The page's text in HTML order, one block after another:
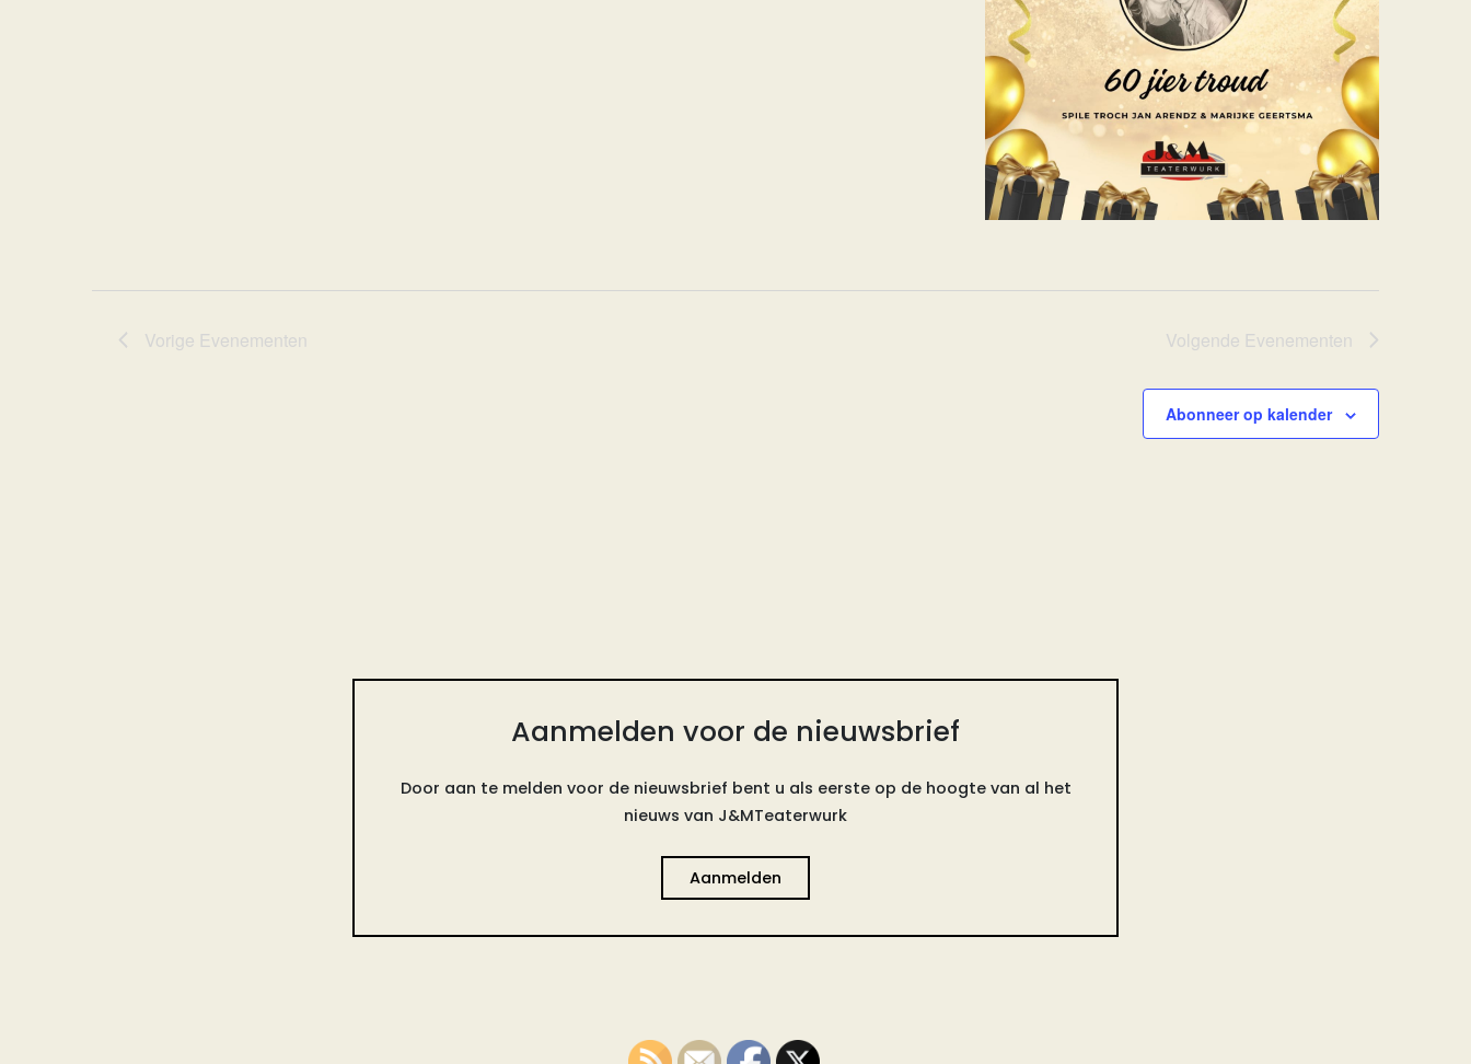
Vorige Evenementen Volgende Evenementen
Abonneer op kalender
Aanmelden voor de nieuwsbrief
Door aan te melden voor de nieuwsbrief bent u als eerste op de hoogte van al het
nieuws van J&MTeaterwurk
Aanmelden